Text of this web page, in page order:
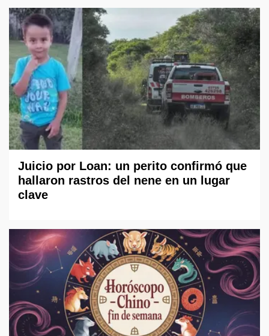
Juicio por Loan: un perito confirmó que
hallaron rastros del nene en un lugar
clave